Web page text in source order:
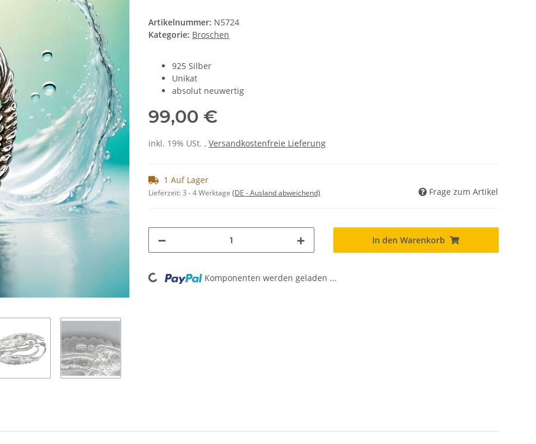
Artikelnummer: N5724
Kategorie: Broschen
925 Silber
Unikat
absolut neuwertig
99,00 €
inkl. 19% USt. , Versandkostenfreie Lieferung
1 Auf Lager
Lieferzeit:3 - 4 Werktage (DE - Ausland abweichend) Frage zum Artikel
In den Warenkorb
Loading... Komponenten werden geladen ...